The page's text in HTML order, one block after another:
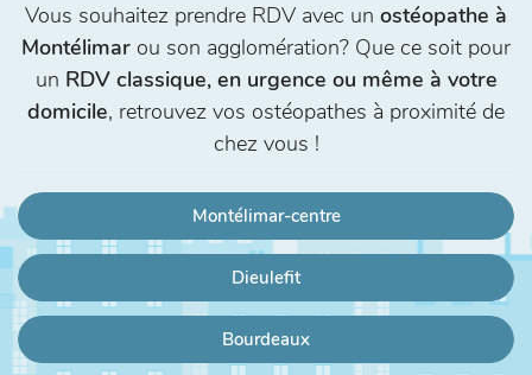
Vous souhaitez prendre RDV avec un ostéopathe à
Montélimar ou son agglomération? Que ce soit pour
un RDV classique, en urgence ou même à votre
domicile, retrouvez vos ostéopathes à proximité de
chez vous !
Montélimar-centre
Dieulefit
Bourdeaux